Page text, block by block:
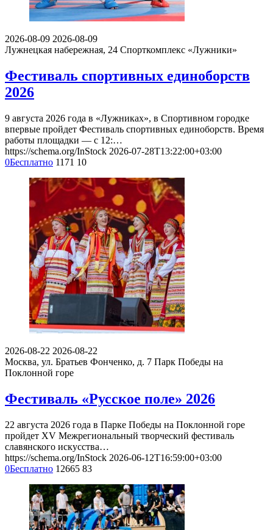
2026-08-09 2026-08-09
Лужнецкая набережная, 24 Спорткомплекс «Лужники»
Фестиваль спортивных единоборств
2026
9 августа 2026 года в «Лужниках», в Спортивном городке
впервые пройдет Фестиваль спортивных единоборств. Время
работы площадки — с 12:…
https://schema.org/InStock 2026-07-28T13:22:00+03:00
0Бесплатно 1171 10
2026-08-22 2026-08-22
Москва, ул. Братьев Фонченко, д. 7 Парк Победы на
Поклонной горе
Фестиваль «Русское поле» 2026
22 августа 2026 года в Парке Победы на Поклонной горе
пройдет XV Межрегиональный творческий фестиваль
славянского искусства…
https://schema.org/InStock 2026-06-12T16:59:00+03:00
0Бесплатно 12665 83